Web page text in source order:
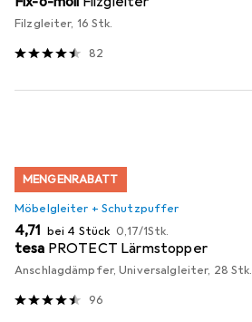
Filzgleiter, 16 Stk.
82
MENGENRABATT
Möbelgleiter + Schutzpuffer
EUR
4,71 bei 4 Stück EUR
0,17/1Stk.
tesa PROTECT Lärmstopper
Anschlagdämpfer, Universalgleiter, 28 Stk.
96